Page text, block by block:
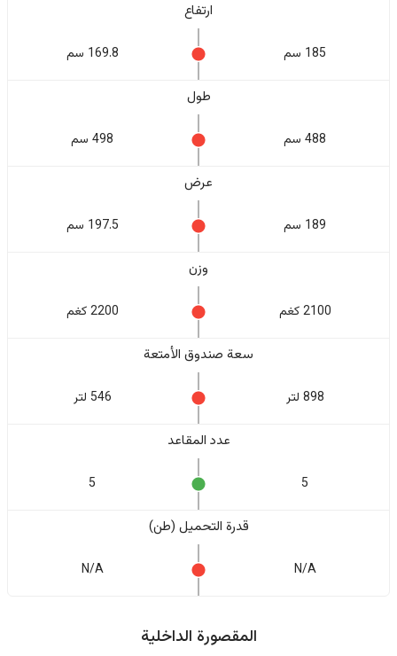
ارتفاع
185 سم 169.8 سم
طول
488 سم 498 سم
عرض
189 سم 197.5 سم
وزن
2100 كغم 2200 كغم
سعة صندوق الأمتعة
898 لتر 546 لتر
عدد المقاعد
5
5
قدرة التحميل (طن)
N/A
N/A
المقصورة الداخلية